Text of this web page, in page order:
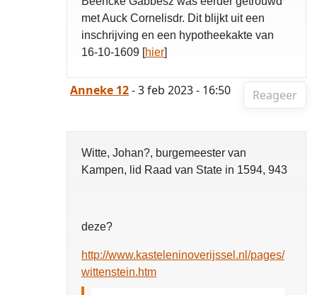
met Auck Cornelisdr. Dit blijkt uit een
inschrijving en een hypotheekakte van
16-10-1609 [hier]
Reageer
Anneke 12- 3 feb 2023 - 16:50
Witte, Johan?, burgemeester van
Kampen, lid Raad van State in 1594, 943
deze?
http://www.kasteleninoverijssel.nl/pages/
wittenstein.htm